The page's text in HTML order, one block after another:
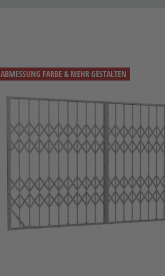
ABMESSUNG FARBE & MEHR GESTALTEN